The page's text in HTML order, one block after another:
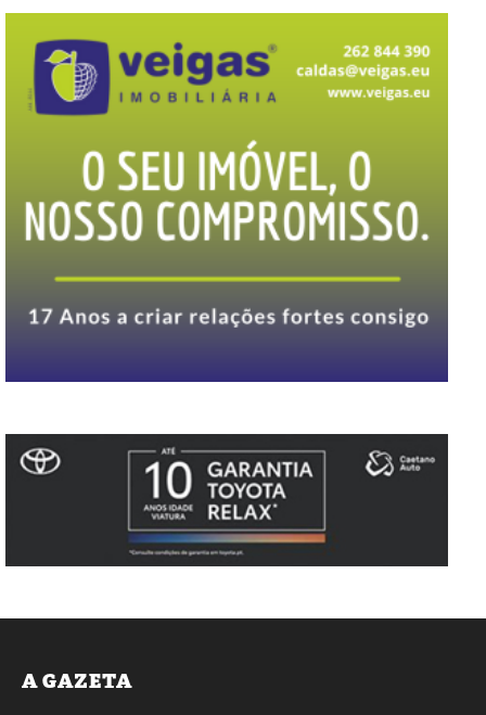
A GAZETA